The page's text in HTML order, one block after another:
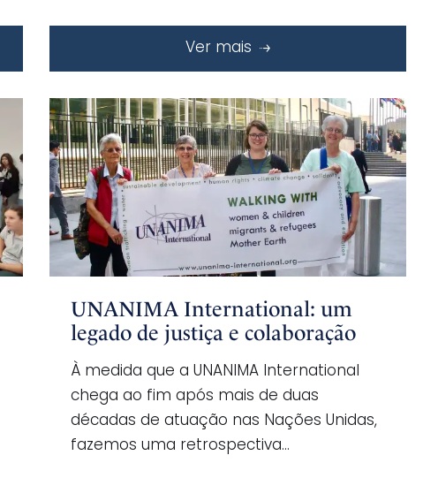
Ver mais
UNANIMA International: um
legado de justiça e colaboração
À medida que a UNANIMA International
chega ao fim após mais de duas
décadas de atuação nas Nações Unidas,
fazemos uma retrospectiva…